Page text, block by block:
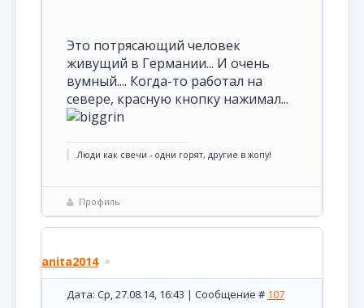
Это потрясающий человек
живущий в Германии... И очень
вумный.... Когда-то работал на
севере, красную кнопку нажимал...
Люди как свечи - одни горят, другие в жопу!
Профиль
anita2014
Дата: Ср, 27.08.14, 16:43 | Сообщение # 107